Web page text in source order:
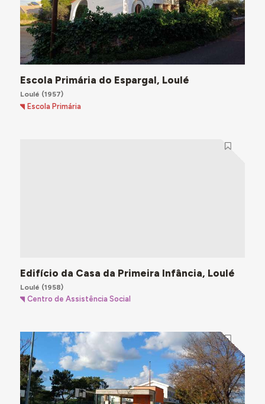
Escola Primária do Espargal, Loulé
Loulé (1957)
Escola Primária
Edifício da Casa da Primeira Infância, Loulé
Loulé (1958)
Centro de Assistência Social